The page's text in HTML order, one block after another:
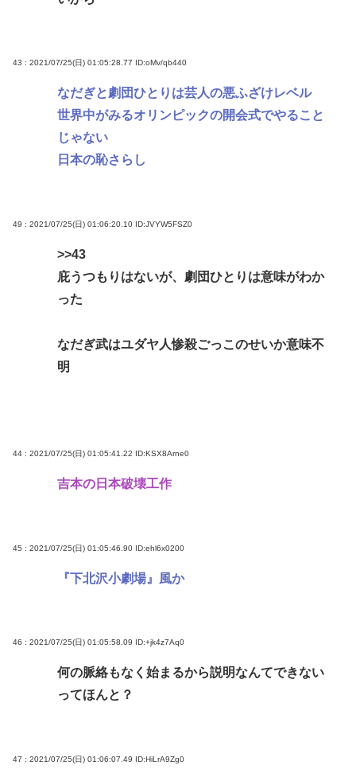
43 : 2021/07/25(日) 01:05:28.77 ID:oMv/qb440
なだぎと劇団ひとりは芸人の悪ふざけレベル
世界中がみるオリンピックの開会式でやること
じゃない
日本の恥さらし
49 : 2021/07/25(日) 01:06:20.10 ID:JVYW5FSZ0
>>43
庇うつもりはないが、劇団ひとりは意味がわか
った
なだぎ武はユダヤ人惨殺ごっこのせいか意味不
明
44 : 2021/07/25(日) 01:05:41.22 ID:KSX8Arne0
吉本の日本破壊工作
45 : 2021/07/25(日) 01:05:46.90 ID:ehl6x0200
『下北沢小劇場』風か
46 : 2021/07/25(日) 01:05:58.09 ID:+jk4z7Aq0
何の脈絡もなく始まるから説明なんてできない
ってほんと？
47 : 2021/07/25(日) 01:06:07.49 ID:HiLrA9Zg0